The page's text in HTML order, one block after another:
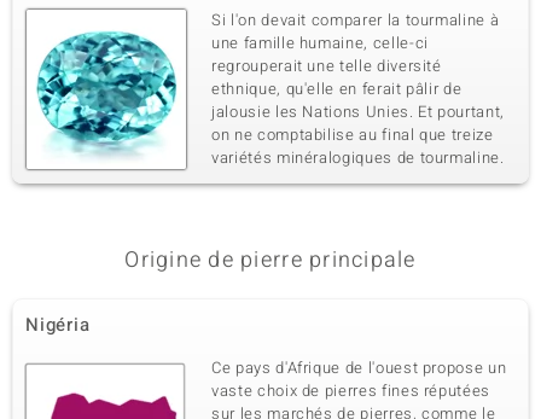
Poids total en carat
0,038 ct
Taille de la pierre
Rond
Sertissage
Serti griffe
Origine
Tanzanie
4ème pierre
Poids total en carat Taille de la pierre
Rond
Serti griffe
5ème pierre
Si l'on devait comparer la tourmaline à
une famille humaine, celle-ci
regrouperait une telle diversité
ethnique, qu'elle en ferait pâlir de
jalousie les Nations Unies. Et pourtant,
on ne comptabilise au final que treize
variétés minéralogiques de tourmaline.
Origine de pierre principale
Nigéria
Ce pays d'Afrique de l'ouest propose un
vaste choix de pierres fines réputées
sur les marchés de pierres, comme le